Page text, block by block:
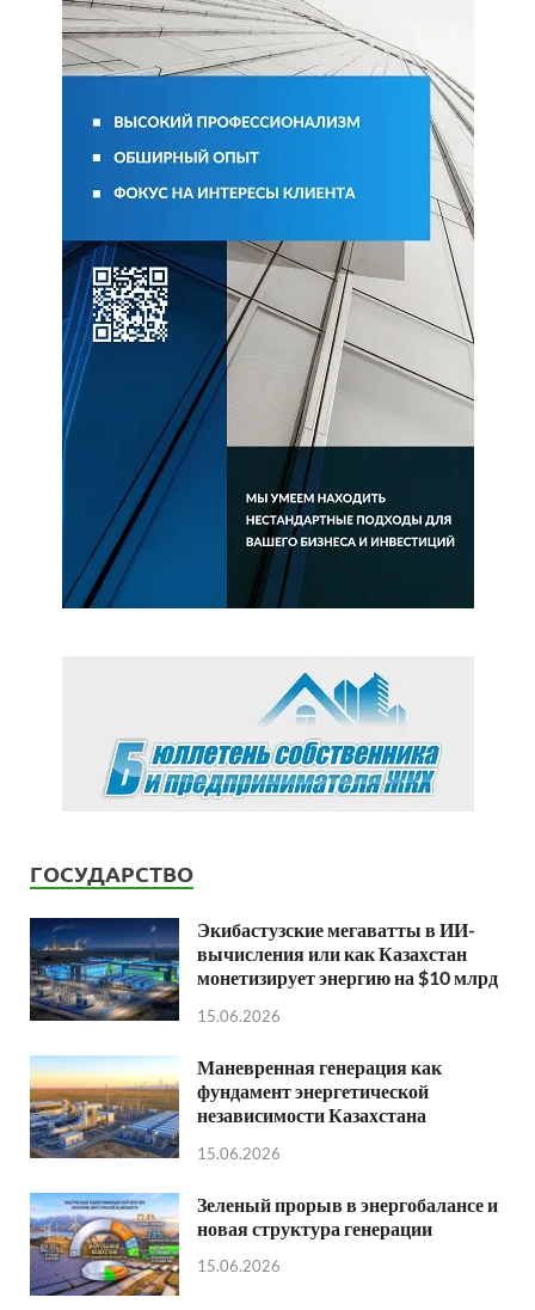
ГОСУДАРСТВО
Экибастузские мегаватты в ИИ-
вычисления или как Казахстан
монетизирует энергию на $10 млрд
15.06.2026
Маневренная генерация как
фундамент энергетической
независимости Казахстана
15.06.2026
Зеленый прорыв в энергобалансе и
новая структура генерации
15.06.2026